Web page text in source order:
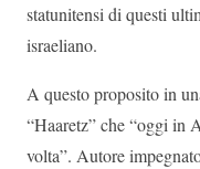
statunitensi di questi
israeliano.
A questo proposito in
“Haaretz” che “oggi in
volta”. Autore